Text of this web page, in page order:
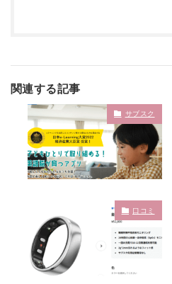
関連する記事
サブスク
口コミ